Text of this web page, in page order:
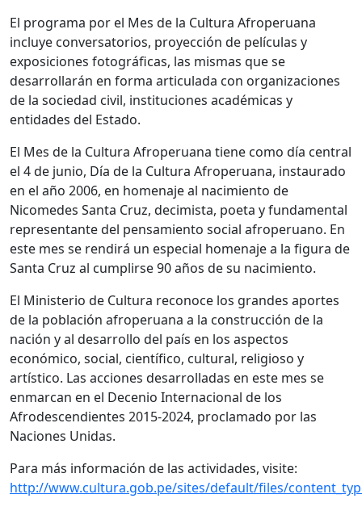
El programa por el Mes de la Cultura Afroperuana
incluye conversatorios, proyección de películas y
exposiciones fotográficas, las mismas que se
desarrollarán en forma articulada con organizaciones
de la sociedad civil, instituciones académicas y
entidades del Estado.
El Mes de la Cultura Afroperuana tiene como día central
el 4 de junio, Día de la Cultura Afroperuana, instaurado
en el año 2006, en homenaje al nacimiento de
Nicomedes Santa Cruz, decimista, poeta y fundamental
representante del pensamiento social afroperuano. En
este mes se rendirá un especial homenaje a la figura de
Santa Cruz al cumplirse 90 años de su nacimiento.
El Ministerio de Cultura reconoce los grandes aportes
de la población afroperuana a la construcción de la
nación y al desarrollo del país en los aspectos
económico, social, científico, cultural, religioso y
artístico. Las acciones desarrolladas en este mes se
enmarcan en el Decenio Internacional de los
Afrodescendientes 2015-2024, proclamado por las
Naciones Unidas.
Para más información de las actividades, visite:
http://www.cultura.gob.pe/sites/default/files/